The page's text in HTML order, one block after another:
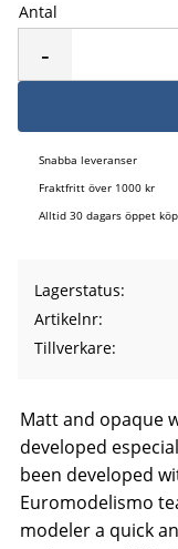
Antal
-
Snabba leveranser
Fraktfritt över 1000 kr
Alltid 30 dagars öppet köp
Lagerstatus
Artikelnr
Tillverkare
Matt and opaque
developed
been developed
Euromodelismo
modeler a quick